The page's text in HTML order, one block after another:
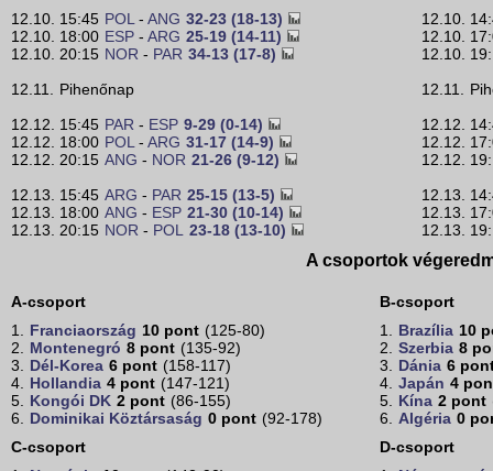
12.10. 15:45 POL - ANG 32-23 (18-13)
12.10. 18:00 ESP - ARG 25-19 (14-11)
12.10. 20:15 NOR - PAR 34-13 (17-8)
12.11.
Pihenőnap
12.12. 15:45 PAR - ESP 9-29 (0-14)
12.12. 18:00 POL - ARG 31-17 (14-9)
12.12. 20:15 ANG - NOR 21-26 (9-12)
12.13. 15:45 ARG - PAR 25-15 (13-5)
12.13. 18:00 ANG - ESP 21-30 (10-14)
12.13. 20:15 NOR - POL 23-18 (13-10)
12.10.
12.10.
12.10.
12.11.
12.12.
12.12.
12.12.
12.13.
12.13.
12.13.
A csoportok
A-csoport
1.
Franciaország 10 pont (125-80)
2.
Montenegró 8 pont (135-92)
3.
Dél-Korea 6 pont (158-117)
4.
Hollandia 4 pont (147-121)
5.
Kongói DK 2 pont (86-155)
6.
Dominikai Köztársaság 0 pont (92-178)
C-csoport
B-csoport
1.
Brazília 10
2.
Szerbia 8
3.
Dánia 6
4. Japán 4
5.
Kína 2 pont
6.
Algéria 0
D-csoport